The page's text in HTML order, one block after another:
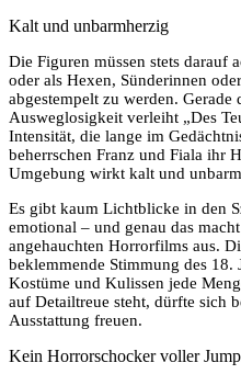
Kalt und unbarmherzig
Die Figuren müssen stets darauf
oder als Hexen, Sünderinnen
abgestempelt zu werden.
Ausweglosigkeit verleiht „Des
Intensität, die lange im
beherrschen Franz und Fiala ihr
Umgebung wirkt kalt und
Es gibt kaum Lichtblicke in den
emotional – und genau das
angehauchten Horrorfilms aus.
beklemmende Stimmung des 18.
Kostüme und Kulissen jede
auf Detailtreue steht, dürfte sich
Ausstattung freuen.
Kein Horrorschocker voller